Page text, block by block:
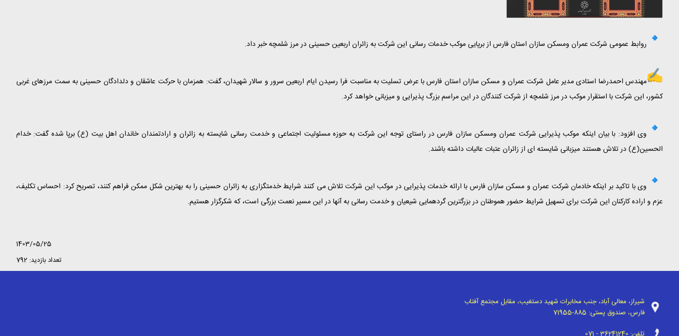
روابط عمومی شرکت عمران و‌مسکن سازان استان فارس از برپایی موکب خدمات رسانی این شرکت به زائران اربعین حسینی در مرز شلمچه خبر داد.
مهندس احمدرضا استادی مدیر عامل شرکت عمران و مسکن سازان استان فارس با عرض تسلیت به مناسبت فرا رسیدن ایام اربعین سرور و سالار شهیدان، گفت: همزمان با حرکت عاشقان و دلدادگان حسینی به سمت مرزهای غربی
کشور، این شرکت با استقرار موکب در مرز شلمچه از شرکت کنندگان در این مراسم بزرگ پذیرایی و میزبانی خواهد کرد.
وی افزود: با بیان اینکه موکب پذیرایی شرکت عمران و‌مسکن سازان فارس در راستای توجه این شرکت به حوزه مسئولیت اجتماعی و خدمت رسانی شایسته به زائران و ارادتمندان خاندان اهل بیت (ع) برپا شده گفت: خدام
الحسین(ع) در تلاش هستند میزبانی شایسته ای از زائران عتبات عالیات داشته باشند.
وی با تاکید بر اینکه خادمان شرکت عمران و مسکن سازان فارس با ارائه خدمات پذیرایی در موکب این شرکت تلاش می کنند شرایط خدمتگزاری به زائران حسینی را به بهترین شکل ممکن فراهم کنند، تصریح کرد: احساس تکلیف،
عزم و اراده کارکنان این شرکت برای تسهیل شرایط حضور هموطنان در بزرگترین گردهمایی شیعیان و خدمت رسانی به آنها در این مسیر نعمت بزرگی است، که شکرگزار هستیم.
1403/05/25
تعداد بازدید: 792
شیراز، معالی آباد، جنب مخابرات شهید دستغیب، مقابل مجتمع آفتاب
فارس، صندوق پستی: 71955-885